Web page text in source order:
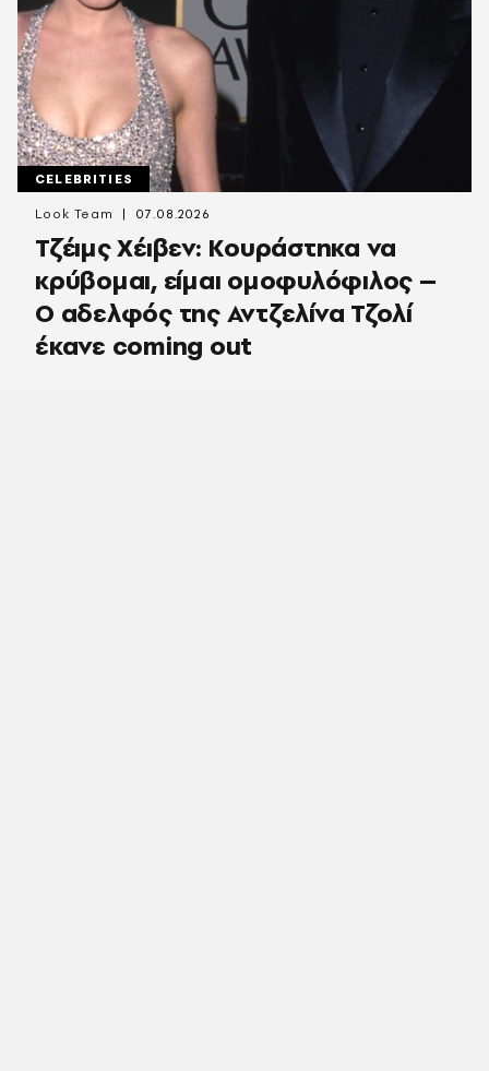
CELEBRITIES
Τζέιμς Χέιβεν: Κουράστηκα να
κρύβομαι, είμαι ομοφυλόφιλος –
Ο αδελφός της Αντζελίνα Τζολί
έκανε coming out
Look Team 07.08.2026